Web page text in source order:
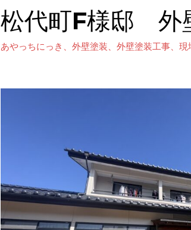
松代町F様邸 外
あやっちにっき 、外壁塗装 、外壁塗装工事 、現